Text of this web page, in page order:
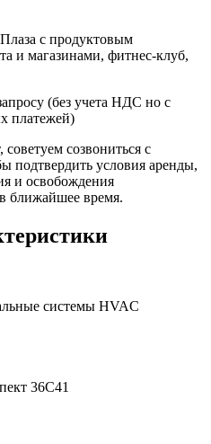
с продуктовым
и магазинами, фитнес-клуб,
(без учета НДС но с
платежей)
созвониться с
подтвердить условия аренды,
и освобождения
ближайшее время.
системы HVAC
36С41